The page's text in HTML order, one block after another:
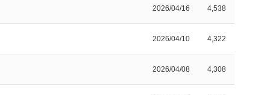
2026/04/16 4,538
2026/04/10 4,322
2026/04/08 4,308